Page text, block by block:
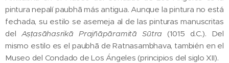
pintura nepalí paubhā más antigua. Aunque la pintura no está
fechada, su estilo se asemeja al de las pinturas manuscritas
del Aṣṭasāhasrikā Prajñāpāramitā Sūtra (1015 d.C.). Del
mismo estilo es el paubhā de Ratnasambhava, también en el
Museo del Condado de Los Ángeles (principios del siglo XII).